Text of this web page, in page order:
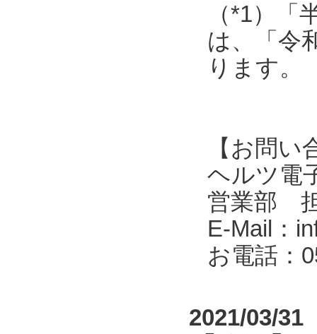
（*1）
は、「令
ります。
【お問い
ヘルツ電
営業部
E-Mail：
お電話：
2021/03/31